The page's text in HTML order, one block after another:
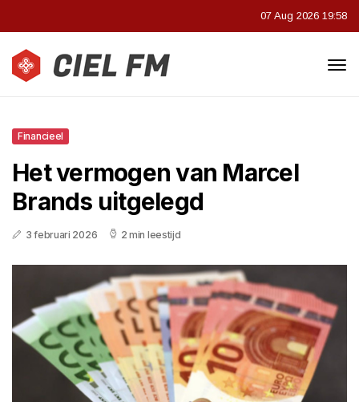
07 Aug 2026 19:58
Financieel
Het vermogen van Marcel
Brands uitgelegd
3 februari 2026 2 min leestijd